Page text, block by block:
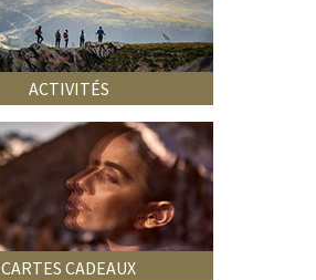
ACTIVITÉS
CARTES CADEAUX